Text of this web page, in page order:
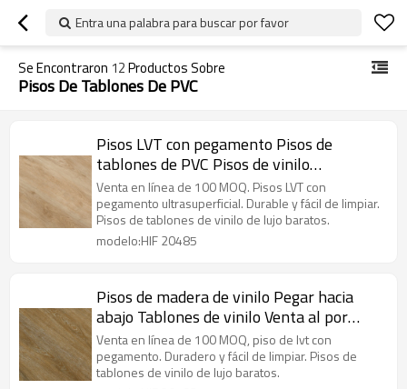
Entra una palabra para buscar por favor
Se Encontraron 12Productos Sobre
Pisos De Tablones De PVC
Pisos LVT con pegamento Pisos de
tablones de PVC Pisos de vinilo
Directamente del fabricante | Dormitorio
impermeable Sala de estar Pisos para
niños HIF 20485
Venta en línea de 100 MOQ. Pisos LVT con
pegamento ultrasuperficial. Durable y fácil de limpiar.
Pisos de tablones de vinilo de lujo baratos.
modelo:HIF 20485
Pisos de madera de vinilo Pegar hacia
abajo Tablones de vinilo Venta al por
mayor Pisos de tablones de PVC | Casa de
apartamentos residencial asequible
resistente a la decoloración HIF 20482
Venta en línea de 100 MOQ, piso de lvt con
pegamento. Duradero y fácil de limpiar. Pisos de
tablones de vinilo de lujo baratos.